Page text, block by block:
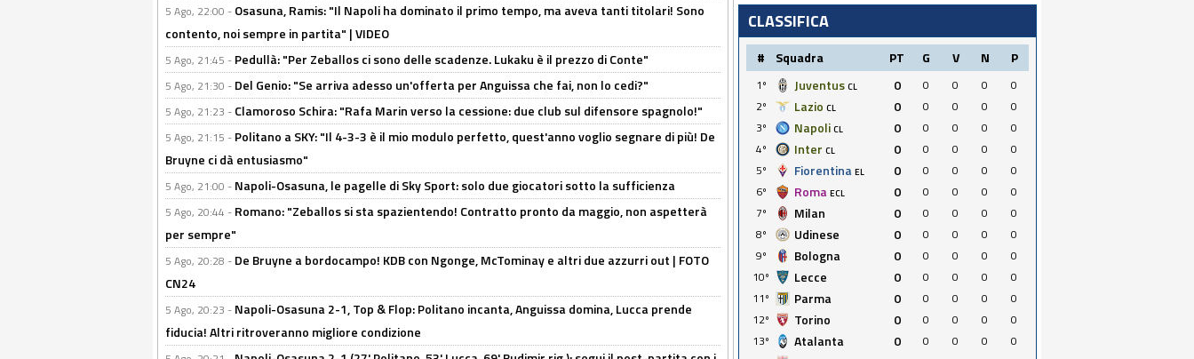
5 Ago, 22:00 - Osasuna, Ramis: "Il Napoli ha dominato il primo tempo, ma aveva tanti titolari! Sono
contento, noi sempre in partita" | VIDEO
5 Ago, 21:45 - Pedullà: "Per Zeballos ci sono delle scadenze. Lukaku è il prezzo di Conte"
5 Ago, 21:30 - Del Genio: "Se arriva adesso un'offerta per Anguissa che fai, non lo cedi?"
5 Ago, 21:23 - Clamoroso Schira: "Rafa Marin verso la cessione: due club sul difensore spagnolo!"
5 Ago, 21:15 - Politano a SKY: "Il 4-3-3 è il mio modulo perfetto, quest'anno voglio segnare di più! De
Bruyne ci dà entusiasmo"
5 Ago, 21:00 - Napoli-Osasuna, le pagelle di Sky Sport: solo due giocatori sotto la sufficienza
5 Ago, 20:44 - Romano: "Zeballos si sta spazientendo! Contratto pronto da maggio, non aspetterà
per sempre"
5 Ago, 20:28 - De Bruyne a bordocampo! KDB con Ngonge, McTominay e altri due azzurri out | FOTO
CN24
5 Ago, 20:23 - Napoli-Osasuna 2-1, Top & Flop: Politano incanta, Anguissa domina, Lucca prende
fiducia! Altri ritroveranno migliore condizione
CLASSIFICA
# Squadra PT G V N P
1º Juventus CL 0 0 0 0
0
2º
Lazio CL 0 0 0 0
0
3º
Napoli CL 0 0 0 0
0
4º
Inter CL 0 0 0 0
0
5º
Fiorentina EL 0 0 0 0
0
6º
Roma ECL 0 0 0 0
0
7º
Milan 0 0 0 0
0
8º
Udinese 0 0 0 0
0
9º
Bologna 0 0 0 0
0
10º
Lecce 0 0 0 0
0
11º
Parma 0 0 0 0
0
12º
Torino 0 0 0 0
0
13º
Atalanta 0 0 0 0
0